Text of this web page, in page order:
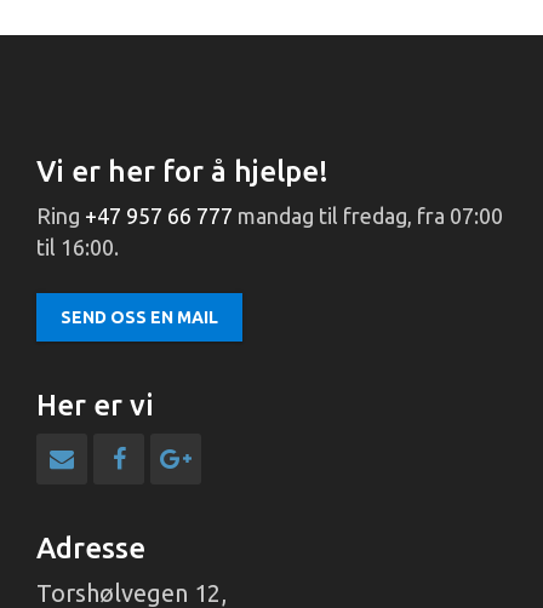
Vi er her for å hjelpe!
Ring +47 957 66 777 mandag til fredag, fra 07:00
til 16:00.
SEND OSS EN MAIL
Her er vi
Adresse
Torshølvegen 12,